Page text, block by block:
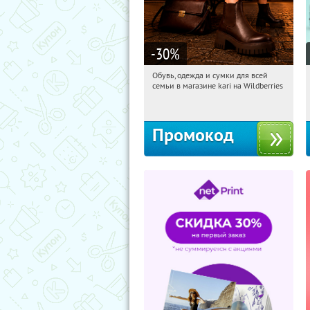
-30%
01:40:05 Получили:
Обувь, одежда и сумки для всей
семьи в магазине kari на Wildberries
Промокод